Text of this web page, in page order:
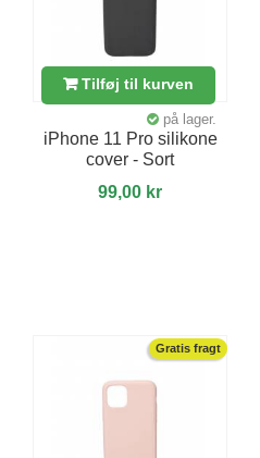
Tilføj til kurven
på lager.
iPhone 11 Pro silikone
cover - Sort
99,00 kr
Gratis fragt